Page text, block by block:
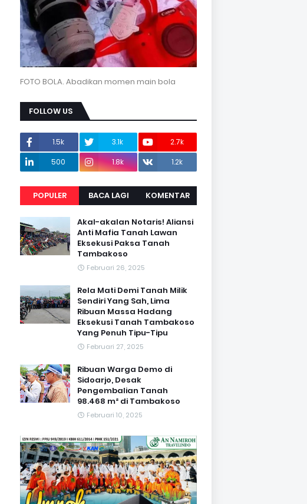
FOTO BOLA. Abadikan momen main bola
FOLLOW US
1.5k 3.1k
2.7k
500
1.8k 1.2k
POPULER BACA LAGI KOMENTAR
Akal-akalan Notaris! Aliansi
Anti Mafia Tanah Lawan
Eksekusi Paksa Tanah
Tambakoso
Februari 26, 2025
Rela Mati Demi Tanah Milik
Sendiri Yang Sah, Lima
Ribuan Massa Hadang
Eksekusi Tanah Tambakoso
Yang Penuh Tipu-Tipu
Februari 27, 2025
Ribuan Warga Demo di
Sidoarjo, Desak
Pengembalian Tanah
98.468 m² di Tambakoso
Februari 10, 2025